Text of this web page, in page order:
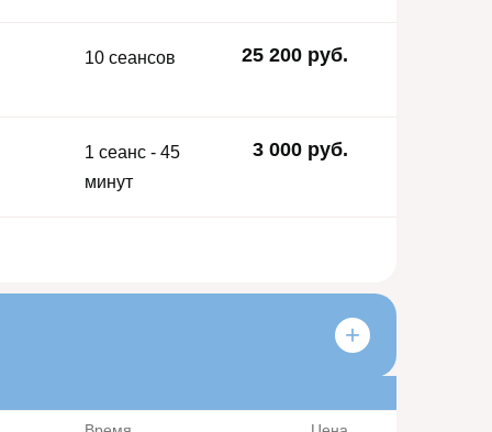
10 сеансов 25 200 руб.
1 сеанс - 45
минут
3 000 руб.